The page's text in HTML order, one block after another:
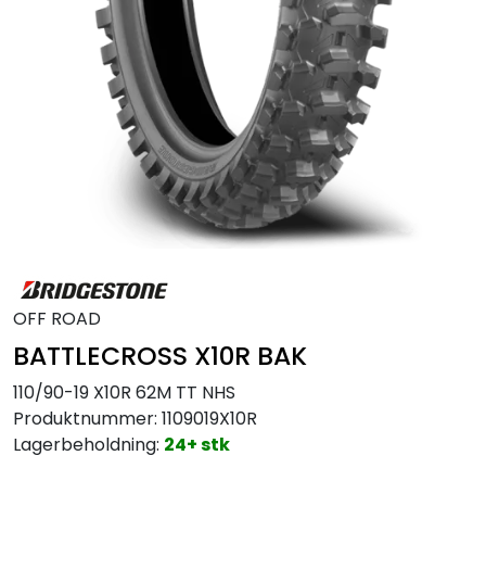
OFF ROAD
BATTLECROSS X10R BAK
110/90-19 X10R 62M TT NHS
Produktnummer: 1109019X10R
Lagerbeholdning: 24+ stk
Tilbudstorget